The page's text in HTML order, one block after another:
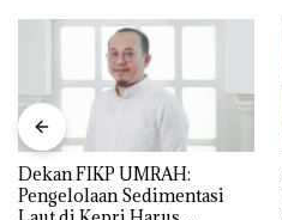
Dekan FIKP UMRAH:
Pengelolaan Sedimentasi